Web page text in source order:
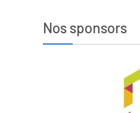
Nos sponsors